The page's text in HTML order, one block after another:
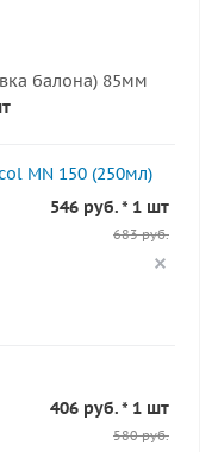
балона) 85мм
МN 150 (250мл)
546 руб. * 1 шт
683 руб.
406 руб. * 1 шт
580 руб.